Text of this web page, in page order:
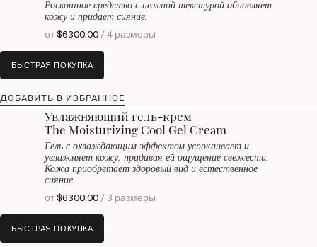
Роскошное средство с нежной текстурой обновляет
кожу и придает сияние.
от$6300.00/ 4 размеры
БЫСТРАЯ ПОКУПКА
ДОБАВИТЬ В ИЗБРАННОЕ
Увлажняющий гель-крем
The Moisturizing Cool Gel Cream
Гель с охлаждающим эффектом успокаивает и
увлажняет кожу, придавая ей ощущение свежести.
Кожа приобретает здоровый вид и естественное
сияние.
от$6300.00/ 3 размеры
БЫСТРАЯ ПОКУПКА